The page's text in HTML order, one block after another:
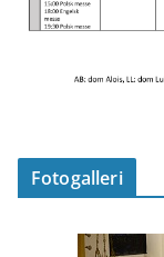
Fotogalleri